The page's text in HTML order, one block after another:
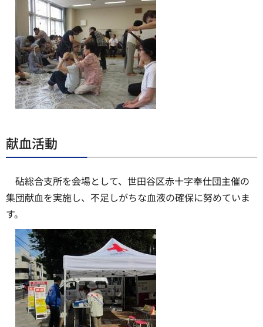
献血活動
砧総合支所を会場として、世田谷区赤十字奉仕団主催の
集団献血を実施し、不足しがちな血液の確保に努めていま
す。